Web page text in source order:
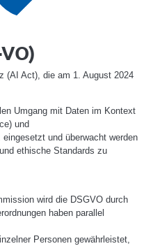
(AI Act), die am 1. August 2024
Umgang mit Daten im Kontext
und
und überwacht werden
ethische Standards zu
wird die DSGVO durch
haben parallel
Personen gewährleistet,